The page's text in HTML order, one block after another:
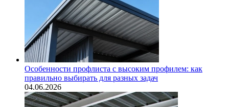
Особенности профлиста с высоким профилем: как
правильно выбирать для разных задач
04.06.2026